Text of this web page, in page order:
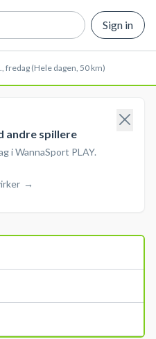
Sign in
fredag (Hele dagen, 50 km)
andre spillere
i WannaSport PLAY.
→